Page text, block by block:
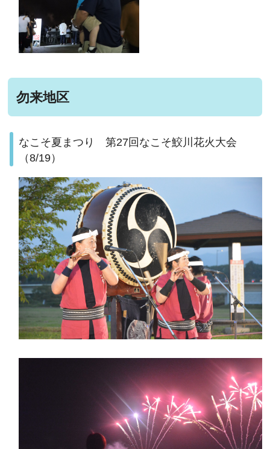
勿来地区
なこそ夏まつり 第27回なこそ鮫川花火大会
（8/19）